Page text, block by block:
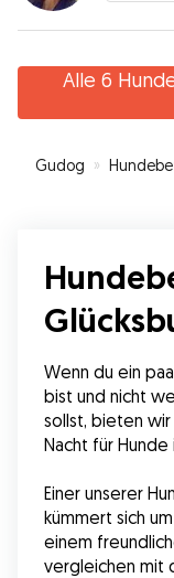
Alle 6
Gudog »
Wenn du ein
bist und nicht
sollst, bieten
Nacht für Hunde
Einer unserer
kümmert sich
einem
vergleichen mit